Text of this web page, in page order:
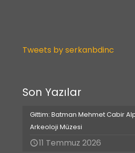
Tweets by serkanbdinc
Son Yazılar
Gittim: Batman Mehmet Cabir
Arkeoloji Müzesi
11 Temmuz 2026